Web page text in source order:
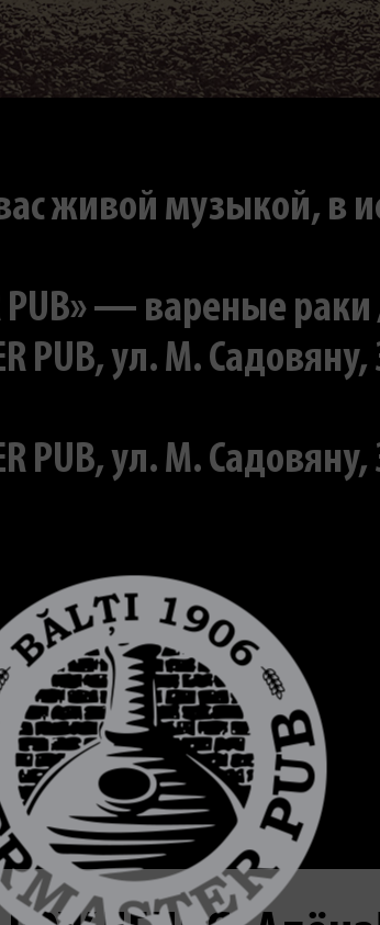
вас живой музыкой, в
PUB» — вареные
PUB, ул. M.
PUB, ул. M.